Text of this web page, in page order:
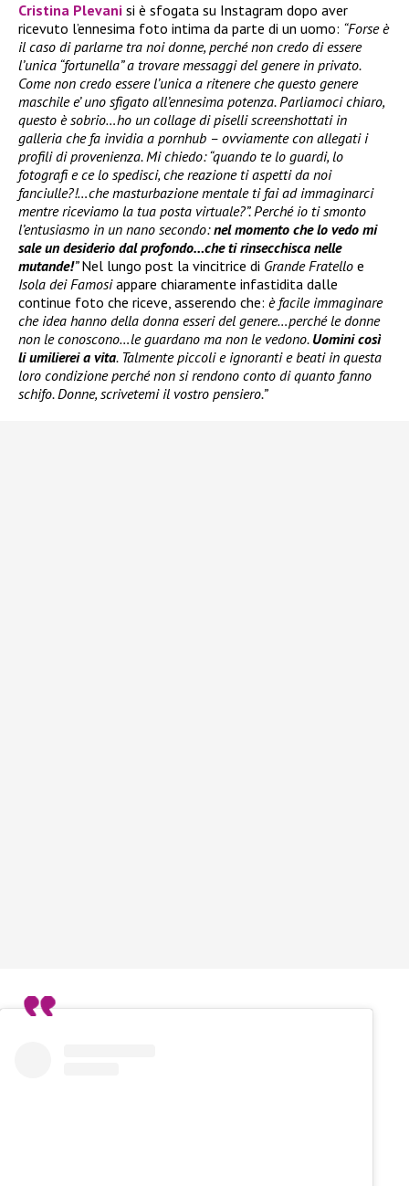
Cristina Plevani si è sfogata su Instagram dopo aver
ricevuto l’ennesima foto intima da parte di un uomo: “Forse è
il caso di parlarne tra noi donne, perché non credo di essere
l’unica “fortunella” a trovare messaggi del genere in privato.
Come non credo essere l’unica a ritenere che questo genere
maschile e’ uno sfigato all’ennesima potenza. Parliamoci chiaro,
questo è sobrio…ho un collage di piselli screenshottati in
galleria che fa invidia a pornhub – ovviamente con allegati i
profili di provenienza. Mi chiedo: “quando te lo guardi, lo
fotografi e ce lo spedisci, che reazione ti aspetti da noi
fanciulle?!…che masturbazione mentale ti fai ad immaginarci
mentre riceviamo la tua posta virtuale?”. Perché io ti smonto
l’entusiasmo in un nano secondo:nel momento che lo vedo mi
sale un desiderio dal profondo…che ti rinsecchisca nelle
mutande!”Nel lungo post la vincitrice di Grande Fratello e
Isola dei Famosiappare chiaramente infastidita dalle
continue foto che riceve, asserendo che: è facile immaginare
che idea hanno della donna esseri del genere…perché le donne
non le conoscono…le guardano ma non le vedono. Uomini così
li umilierei a vita. Talmente piccoli e ignoranti e beati in questa
loro condizione perché non si rendono conto di quanto fanno
schifo. Donne, scrivetemi il vostro pensiero.”